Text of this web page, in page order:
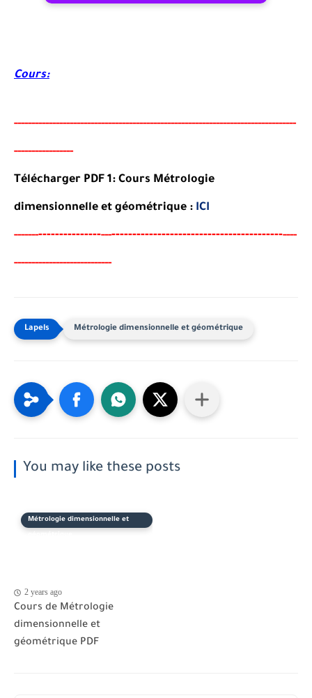
Cours:
---------------------------------------------------------------------------------
-----------------
Télécharger PDF 1: Cours Métrologie
dimensionnelle et géométrique : ICI
----------------------------------------------------------------------
----------------------------
Métrologie dimensionnelle et géométrique
You may like these posts
Métrologie dimensionnelle et
2 years ago
Cours de Métrologie
dimensionnelle et
géométrique PDF